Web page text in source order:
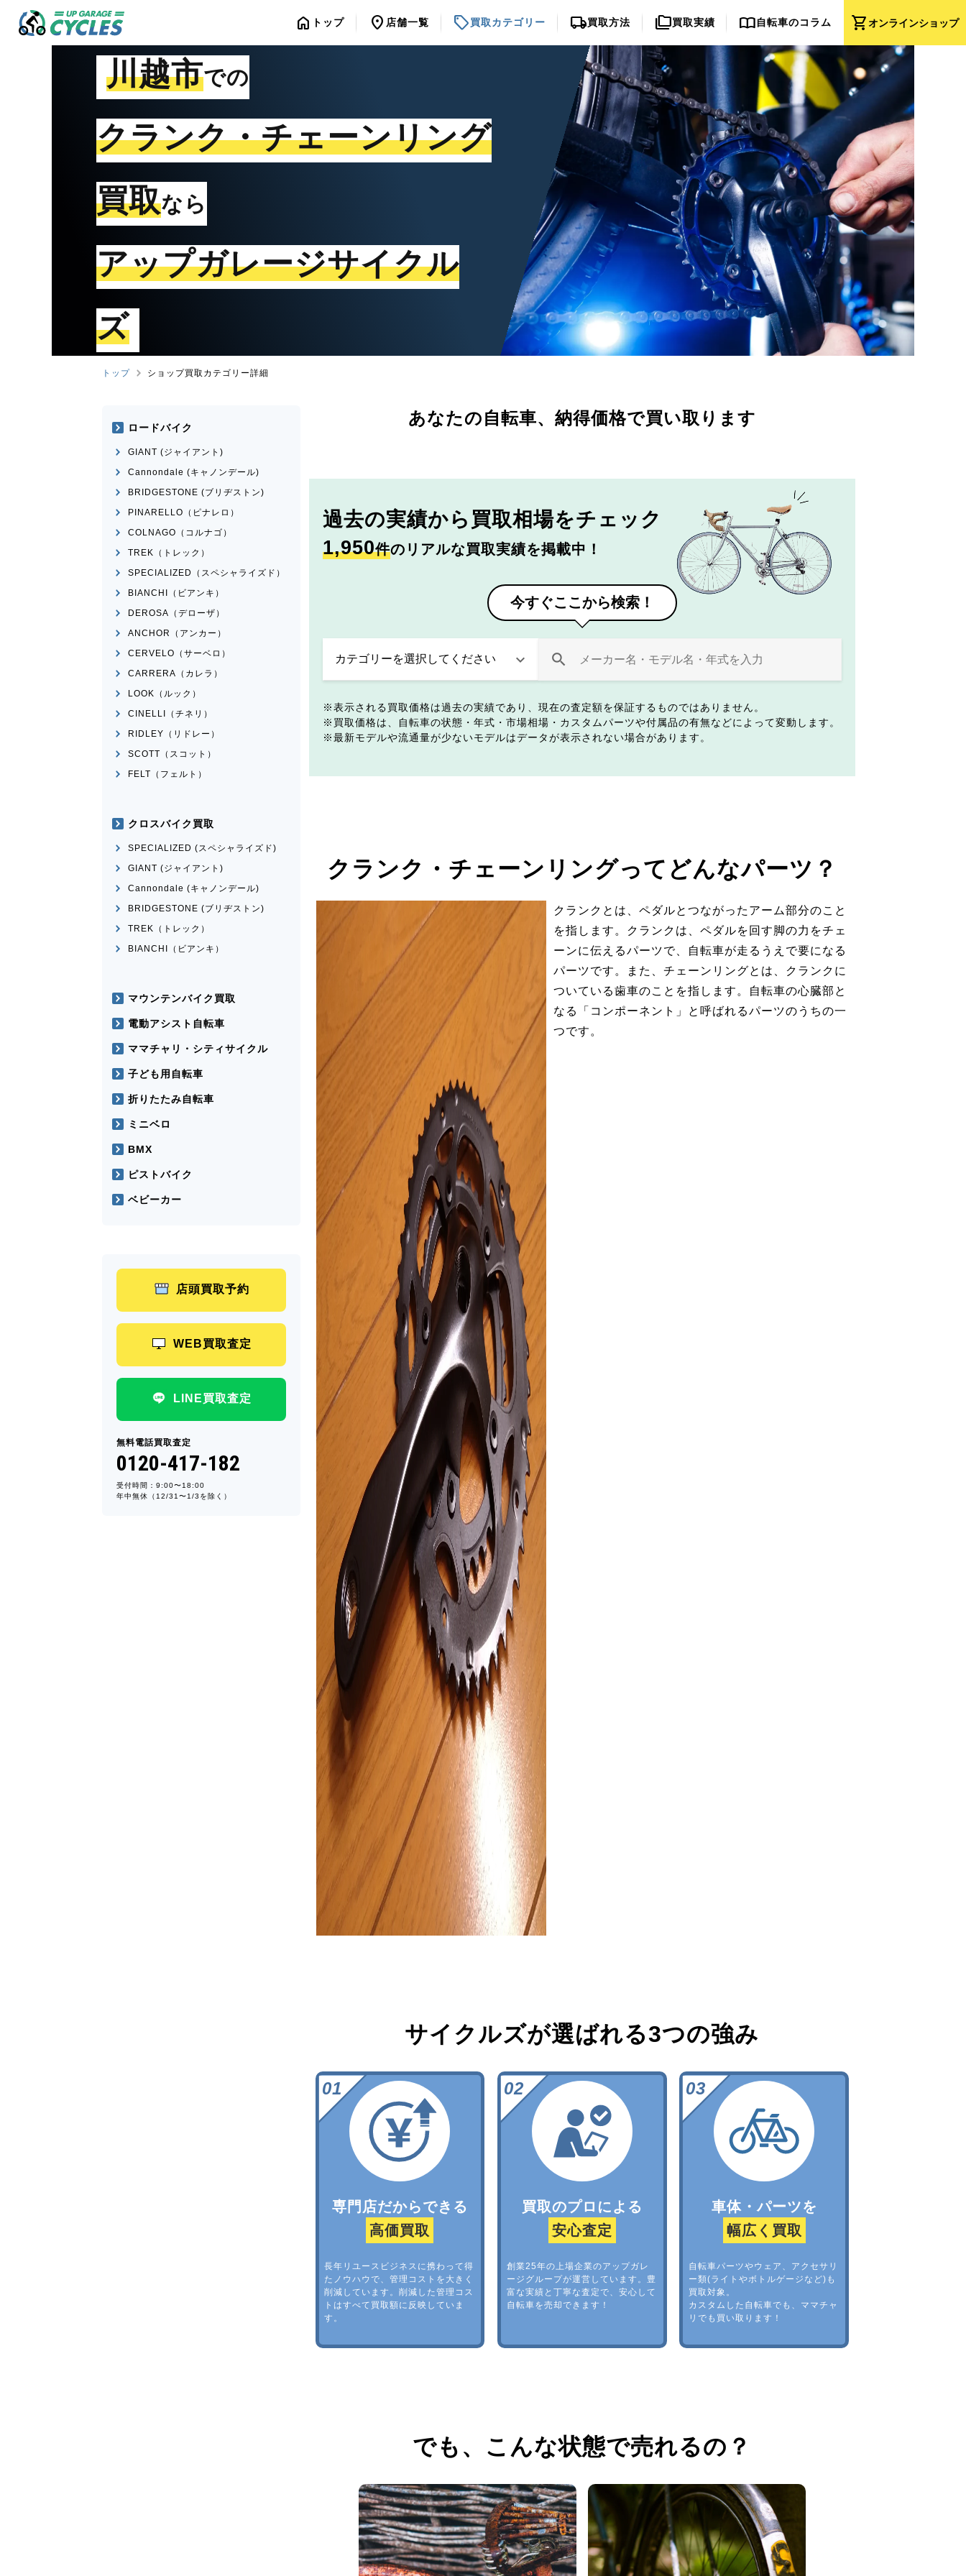
shopping_cartオンラインショップ
home トップ location_on 店舗一覧 sell買取カテゴリー local_shipping買取方法 folder_copy買取実績 import_contacts自転車のコラム
川越市での
クランク・チェーンリング
買取なら
アップガレージサイクル
ズ
トップ ショップ買取カテゴリー詳細
あなたの自転車、 納得価格で買い取ります
過去の実績から 買取相場をチェック
1,950件のリアルな買取実績を掲載中！
今すぐここから検索！
表示される買取価格は過去の実績であり、現在の査定額を保証するものではありません。
買取価格は、自転車の状態・年式・市場相場・カスタムパーツや付属品の有無などによって変動します。
最新モデルや流通量が少ないモデルはデータが表示されない場合があります。
クランク・チェーンリングってどんなパーツ？
クランクとは、ペダルとつながったアーム部分のこと
を指します。クランクは、ペダルを回す脚の力をチェ
ーンに伝えるパーツで、自転車が走るうえで要になる
パーツです。また、チェーンリングとは、クランクに
ついている歯車のことを指します。自転車の心臓部と
なる「コンポーネント」と呼ばれるパーツのうちの一
つです。
サイクルズが選ばれる3つの強み
専門店だからできる
高価買取
長年リユースビジネスに携わって得
たノウハウで、管理コストを大きく
削減しています。削減した管理コス
トはすべて買取額に反映していま
す。
買取のプロによる
安心査定
創業25年の上場企業のアップガレ
ージグループが運営しています。豊
富な実績と丁寧な査定で、安心して
自転車を売却できます！
車体・パーツを
幅広く買取
自転車パーツやウェア、アクセサリ
ー類(ライトやボトルゲージなど)も
買取対象。
カスタムした自転車でも、ママチャ
リでも買い取ります！
でも、 こんな状態で売れるの？
ロードバイク
GIANT (ジャイアント)
Cannondale (キャノンデール)
BRIDGESTONE (ブリヂストン)
PINARELLO（ピナレロ）
COLNAGO（コルナゴ）
TREK（トレック）
SPECIALIZED（スペシャライズド）
BIANCHI（ビアンキ）
DEROSA（デローザ）
ANCHOR（アンカー）
CERVELO（サーベロ）
CARRERA（カレラ）
LOOK（ルック）
CINELLI（チネリ）
RIDLEY（リドレー）
SCOTT（スコット）
FELT（フェルト）
クロスバイク買取
SPECIALIZED (スペシャライズド)
GIANT (ジャイアント)
Cannondale (キャノンデール)
BRIDGESTONE (ブリヂストン)
TREK（トレック）
BIANCHI（ビアンキ）
マウンテンバイク買取
電動アシスト自転車
ママチャリ・シティサイクル
子ども用自転車
折りたたみ自転車
ミニベロ
BMX
ピストバイク
ベビーカー
店頭買取予約
WEB買取査定
LINE買取査定
無料電話買取査定
0120-417-182
受付時間：9:00〜18:00
年中無休（12/31〜1/3を除く）